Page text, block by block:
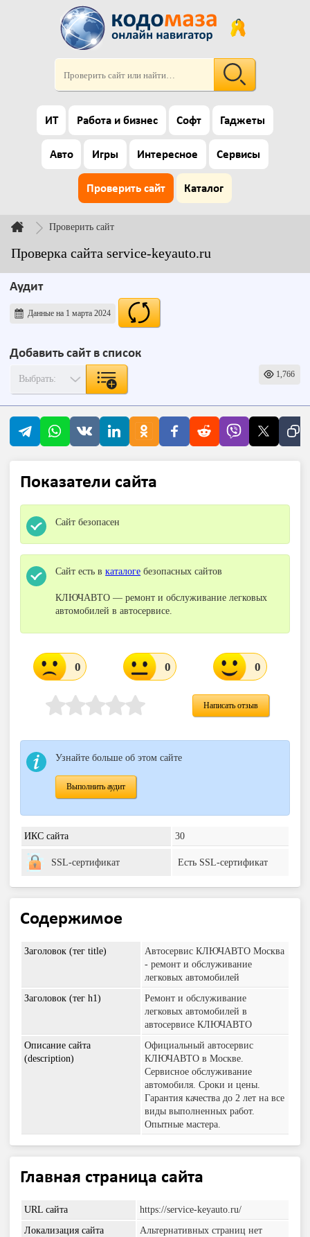
ИТ Работа и бизнес Софт Гаджеты
Авто Игры Интересное Сервисы
Проверить сайт Каталог
Проверить сайт
Проверка сайта service-keyauto.ru
Аудит
Данные на 1 марта 2024
Добавить сайт в список
1,766
Показатели сайта
Сайт безопасен
Сайт есть вкаталоге безопасных сайтов
КЛЮЧАВТО — ремонт и обслуживание легковых
автомобилей в автосервисе.
0 0 0
Написать отзыв
Узнайте больше об этом сайте
Выполнить аудит
ИКС сайта 30
SSL-сертификат Есть SSL-сертификат
Содержимое
Заголовок (тег title)
Автосервис КЛЮЧАВТО Москва
- ремонт и обслуживание
легковых автомобилей
Заголовок (тег h1)
Ремонт и обслуживание
легковых автомобилей в
автосервисе КЛЮЧАВТО
Описание сайта
(description)
Официальный автосервис
КЛЮЧАВТО в Москве.
Сервисное обслуживание
автомобиля. Сроки и цены.
Гарантия качества до 2 лет на все
виды выполненных работ.
Опытные мастера.
Главная страница сайта
URL сайта
https://service-keyauto.ru/
Локализация сайта
Альтернативных страниц нет